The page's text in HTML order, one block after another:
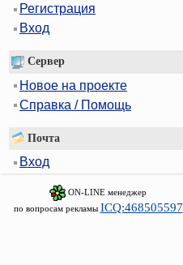
Регистрация
Вход
Сервер
Новое на проекте
Справка / Помощь
Почта
Вход
ON-LINE менеджер
по вопросам рекламы ICQ:468505597